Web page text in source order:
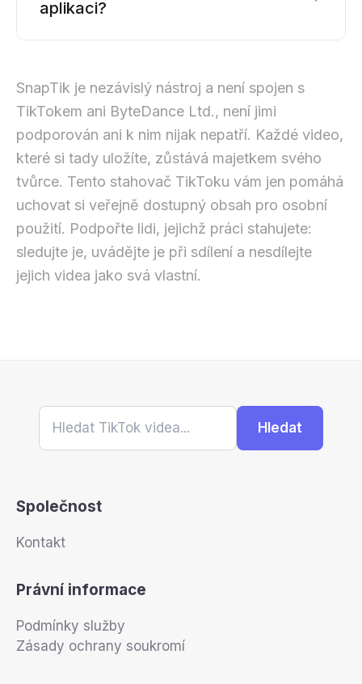
aplikaci?
SnapTik je nezávislý nástroj a není spojen s
TikTokem ani ByteDance Ltd., není jimi
podporován ani k nim nijak nepatří. Každé video,
které si tady uložíte, zůstává majetkem svého
tvůrce. Tento stahovač TikToku vám jen pomáhá
uchovat si veřejně dostupný obsah pro osobní
použití. Podpořte lidi, jejichž práci stahujete:
sledujte je, uvádějte je při sdílení a nesdílejte
jejich videa jako svá vlastní.
Hledat
Společnost
Kontakt
Právní informace
Podmínky služby
Zásady ochrany soukromí